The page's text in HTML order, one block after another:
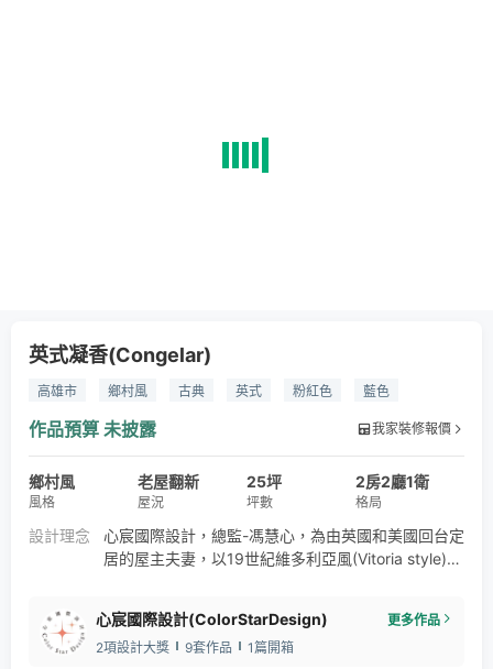
英式凝香(Congelar)
高雄市 鄉村風 古典 英式 粉紅色
藍色
訂製家具
花磚
LED燈
收納
崁入式電器 馮慧心
軟裝設計
室內設計
建築 茶几
進口布
窗簾
廁所 亮面磚 立體磚 紐約
西班牙
磁磚 玻璃 實木 染色
訂製家具
浮雕磚
作品預算 未披露 我家裝修報價
鄉村風
風格
老屋翻新
屋況
25坪
坪數
2房2廳1衛
格局
設計理念
心宸國際設計，總監-馮慧心，為由英國和美國回台定
居的屋主夫妻，以19世紀維多利亞風(Vitoria style)和
利天藍花磚，特別融入粉色的廚房與其他空間，牆面
運用粉色系的歐洲進口磚和義大利空運來台的織品為
心宸國際設計(ColorStarDesign)
更多作品
2項設計大獎
9套作品 1篇開箱